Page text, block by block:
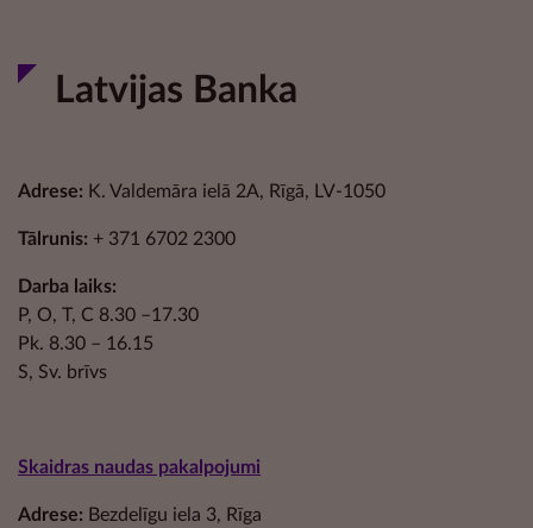
Latvijas Banka
Adrese: K. Valdemāra ielā 2A, Rīgā, LV-1050
Tālrunis: + 371 6702 2300
Darba laiks:
P, O, T, C 8.30 –17.30
Pk. 8.30 – 16.15
S, Sv. brīvs
Skaidras naudas pakalpojumi
Adrese: Bezdelīgu iela 3, Rīga